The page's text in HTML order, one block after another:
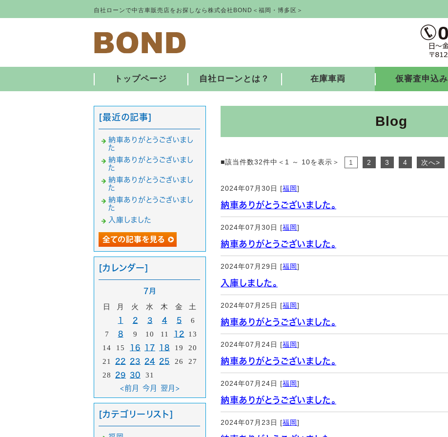
自社ローンで中古車販売店をお探しなら株式会社BOND＜福岡・博多区＞
トップページ 自社ローンとは？ 在庫車両 仮審査申込み
Blog
■該当件数32件中＜1 ～ 10を表示＞ 1 2 3 4 次へ>
2024年07月30日 [福岡]
納車ありがとうございました。
2024年07月30日 [福岡]
納車ありがとうございました。
2024年07月29日 [福岡]
入庫しました。
2024年07月25日 [福岡]
納車ありがとうございました。
2024年07月24日 [福岡]
納車ありがとうございました。
2024年07月24日 [福岡]
納車ありがとうございました。
2024年07月23日 [福岡]
[最近の記事]
納車ありがとうございまし
た
納車ありがとうございまし
た
納車ありがとうございまし
た
納車ありがとうございまし
た
入庫しました
[カレンダー]
7月
日 月 火 水 木 金 土
1 2 3 4 5
6
7
8 9 10 11 12
13
14
15 16 17 18 19
20
21
22 23 24 25 26
27
28
29 30 31
<前月 今月 翌月>
[カテゴリーリスト]